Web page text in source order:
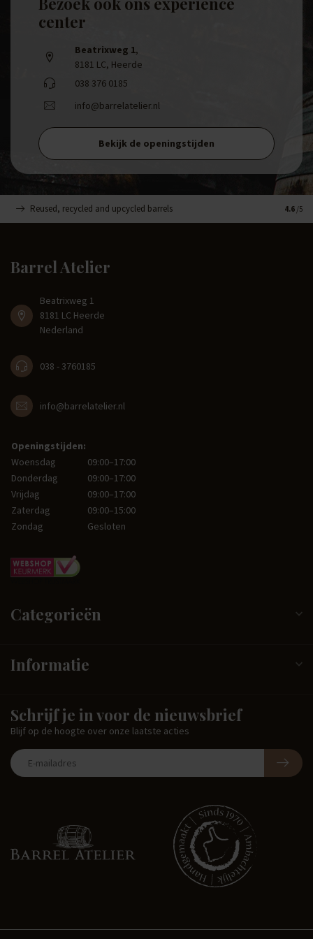
center
Beatrixweg 1,
8181 LC, Heerde
038 376 0185
info@barrelatelier.nl
Bekijk de openingstijden
Reused, recycled and upcycled barrels 4.6 /5
Barrel Atelier
Beatrixweg 1
8181 LC Heerde
Nederland
038 - 3760185
info@barrelatelier.nl
Openingstijden:
Woensdag
09:00–17:00
Donderdag
09:00–17:00
Vrijdag
09:00–17:00
Zaterdag
09:00–15:00
Zondag
Gesloten
Categorieën
Informatie
Schrijf je in voor de nieuwsbrief
Blijf op de hoogte over onze laatste acties